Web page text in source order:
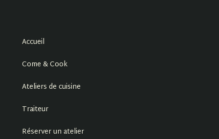
Accueil
Come & Cook
Ateliers de cuisine
Traiteur
Réserver un atelier